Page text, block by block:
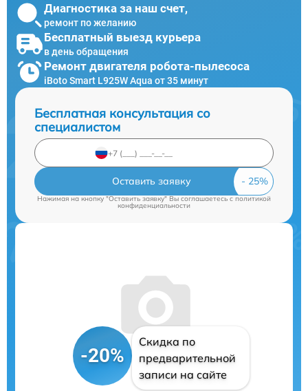
Диагностика за наш счет,
ремонт по желанию
Бесплатный выезд курьера
в день обращения
Ремонт двигателя робота-пылесоса
iBoto Smart L925W Aqua от 35 минут
Бесплатная консультация со
специалистом
Оставить заявку
Нажимая на кнопку "Оставить заявку" Вы соглашаетесь c политикой
конфиденциальности
-20%
Скидка по
предварительной
записи на сайте